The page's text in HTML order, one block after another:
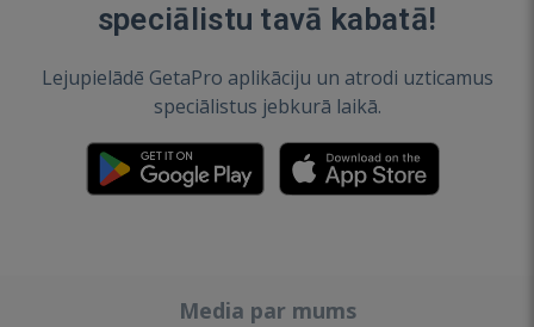
speciālistu tavā kabatā!
Lejupielādē GetaPro aplikāciju un atrodi uzticamus
speciālistus jebkurā laikā.
Media par mums